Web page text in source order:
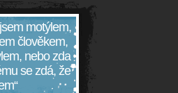
motýlem,
člověkem,
nebo zda
se zdá, že